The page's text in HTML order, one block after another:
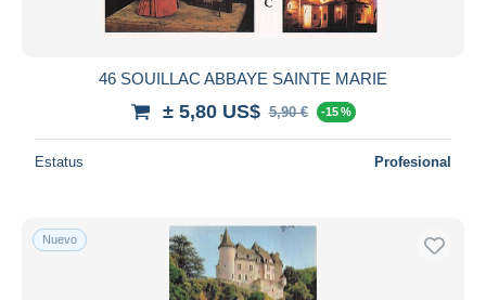
46 SOUILLAC ABBAYE SAINTE MARIE
± 5,80 US$ 5,90 € -15 %
Estatus Profesional
Nuevo